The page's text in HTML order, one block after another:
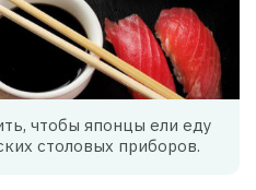
чтобы японцы ели еду
столовых приборов.